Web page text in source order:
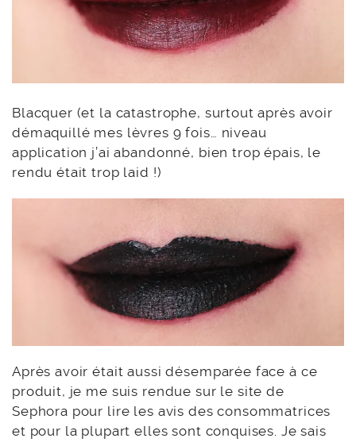
Blacquer (et la catastrophe, surtout après avoir
démaquillé mes lèvres 9 fois… niveau
application j’ai abandonné, bien trop épais, le
rendu était trop laid !)
Après avoir était aussi désemparée face à ce
produit, je me suis rendue sur le site de
Sephora pour lire les avis des consommatrices
et pour la plupart elles sont conquises. Je sais